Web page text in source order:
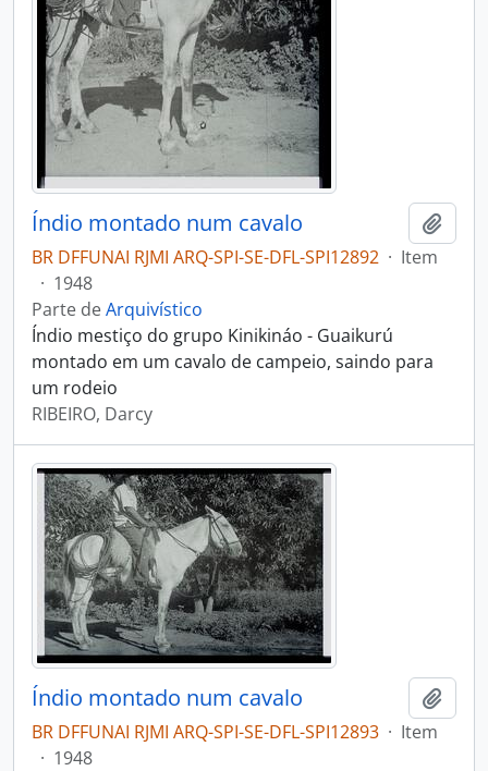
Índio montado num cavalo
BR DFFUNAI RJMI ARQ-SPI-SE-DFL-SPI12892 · Item
· 1948
Parte deArquivístico
Índio mestiço do grupo Kinikináo - Guaikurú
montado em um cavalo de campeio, saindo para
um rodeio
RIBEIRO, Darcy
Índio montado num cavalo
BR DFFUNAI RJMI ARQ-SPI-SE-DFL-SPI12893 · Item
· 1948